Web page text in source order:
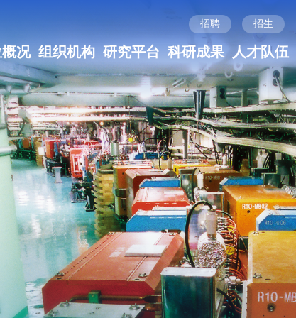
招聘 招生
况 组织机构 研究平台 科研成果 人才队伍